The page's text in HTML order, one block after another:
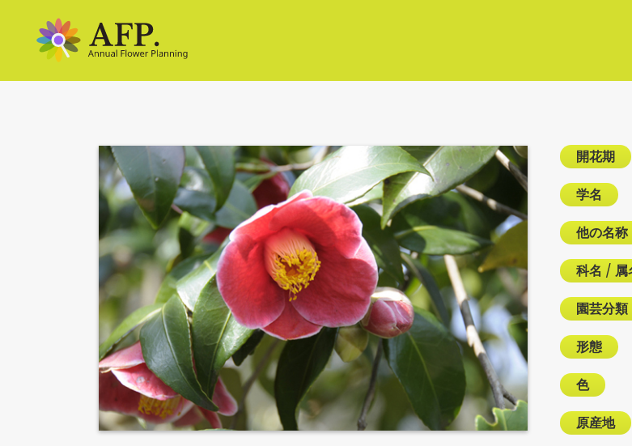
開花期
学名
他の名称
科名 / 属
園芸分類
形態
色
原産地